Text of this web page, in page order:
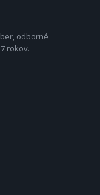
odborné
rokov.